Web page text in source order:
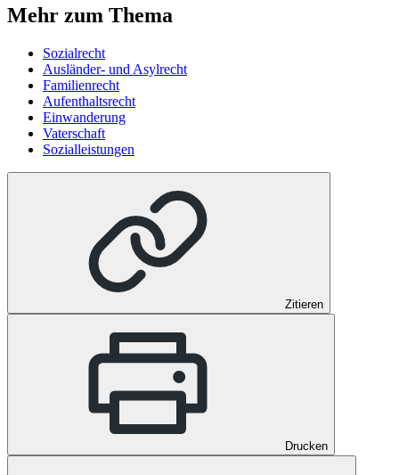
Mehr zum Thema
Sozialrecht
Ausländer- und Asylrecht
Familienrecht
Aufenthaltsrecht
Einwanderung
Vaterschaft
Sozialleistungen
Zitieren
Drucken